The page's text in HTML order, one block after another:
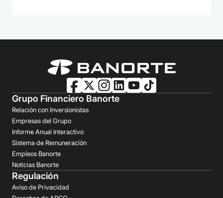
Grupo Financiero Banorte
Relación con Inversionistas
Empresas del Grupo
Informe Anual Interactivo
Sistema de Remuneración
Empleos Banorte
Noticias Banorte
Regulación
Aviso de Privacidad